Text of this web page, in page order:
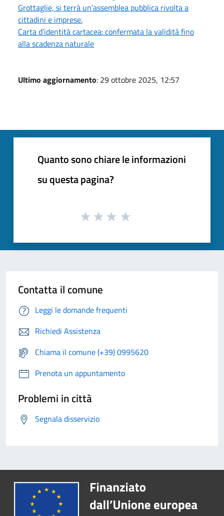
Grottaglie, si terrà un’assemblea pubblica rivolta a
cittadini e imprese.
Carta d’identità cartacea: confermata la validità fino
alla scadenza naturale
Ultimo aggiornamento: 29 ottobre 2025, 12:57
Quanto sono chiare le informazioni
su questa pagina?
Contatta il comune
Leggi le domande frequenti
Richiedi Assistenza
Chiama il comune (+39) 0995620
Prenota un appuntamento
Problemi in città
Segnala disservizio